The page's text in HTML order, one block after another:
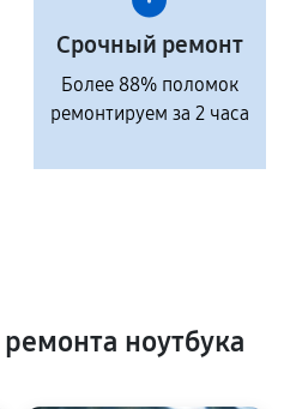
Срочный ремонт
Более 88% поломок
ремонтируем за 2 часа
ноутбука